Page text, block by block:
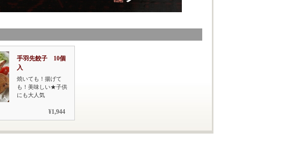
手羽先餃子 10個
入
焼いても！揚げて
も！美味しい★子供
にも大人気
¥1,944